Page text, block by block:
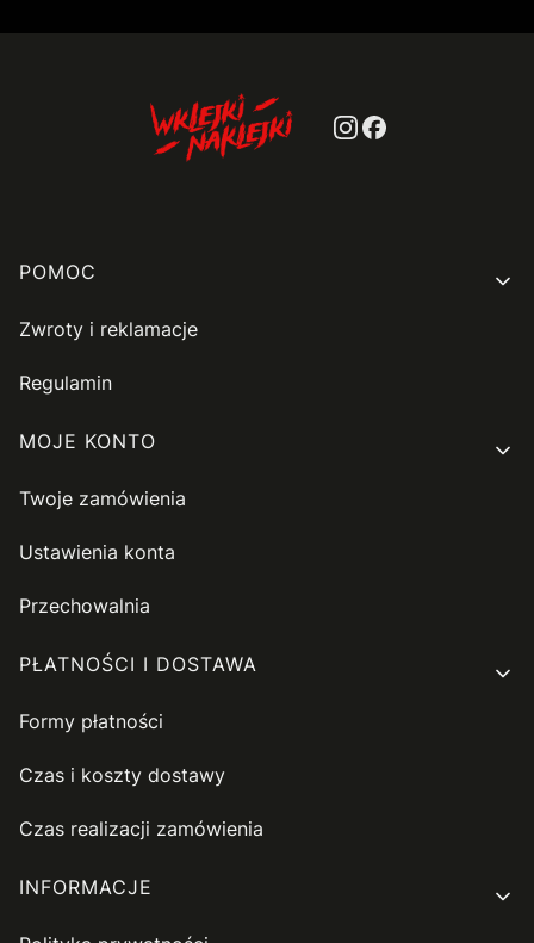
Linki w stopce
POMOC
Zwroty i reklamacje
Regulamin
MOJE KONTO
Twoje zamówienia
Ustawienia konta
Przechowalnia
PŁATNOŚCI I DOSTAWA
Formy płatności
Czas i koszty dostawy
Czas realizacji zamówienia
INFORMACJE